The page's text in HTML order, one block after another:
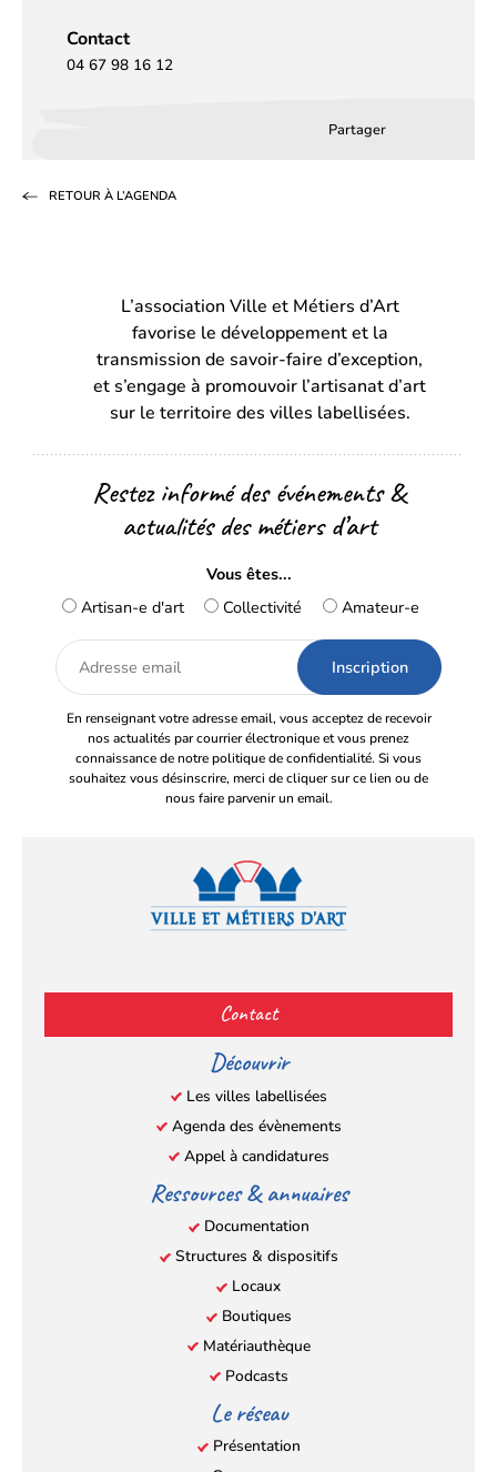
Contact
04 67 98 16 12
Partager
un
onglet)onglet)
RETOUR À L’AGENDA
L’association Ville et Métiers d’Art
favorise le développement et la
transmission de savoir-faire d’exception,
et s’engage à promouvoir l’artisanat d’art
sur le territoire des villes labellisées.
Restez informé des événements &
actualités des métiers d’art
Vous êtes...
Artisan-e d'art
Collectivité Amateur-e
Adresse
email
En renseignant votre adresse email, vous acceptez de recevoir
nos actualités par courrier électronique et vous prenez
connaissance de notre politique de confidentialité. Si vous
souhaitez vous désinscrire, merci de cliquer sur ce lien ou de
nous faire parvenir un email.
(s’ouvre
dans
un
nouvel
onglet)
(s’ouvre
dans
un
nouvel
onglet)
(s’ouvre
dans
un
nouvel
onglet)
(s’ouvre
un
nouvel
onglet)
Contact
Découvrir
Les villes labellisées
Agenda des évènements
Appel à candidatures
Ressources & annuaires
Documentation
Structures & dispositifs
Locaux
Boutiques
Matériauthèque
Podcasts
Le réseau
Présentation